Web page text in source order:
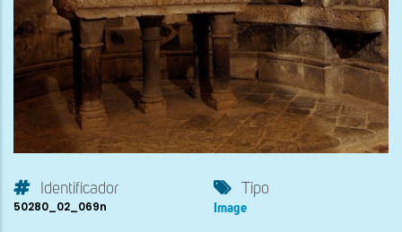
Identificador
50280_02_069n
Tipo
Image